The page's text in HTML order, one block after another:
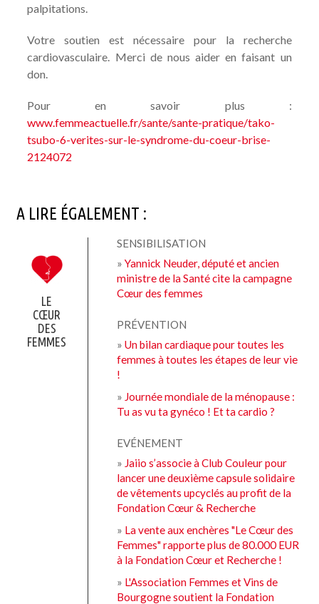
palpitations.
Votre soutien est nécessaire pour la recherche
cardiovasculaire. Merci de nous aider en faisant un
don.
Pour en savoir plus :
www.femmeactuelle.fr/sante/sante-pratique/tako-
tsubo-6-verites-sur-le-syndrome-du-coeur-brise-
2124072
A LIRE ÉGALEMENT :
LE
CŒUR
DES
FEMMES
SENSIBILISATION
»Yannick Neuder, député et ancien
ministre de la Santé cite la campagne
Cœur des femmes
PRÉVENTION
»Un bilan cardiaque pour toutes les
femmes à toutes les étapes de leur vie
!
» Journée mondiale de la ménopause :
Tu as vu ta gynéco ! Et ta cardio ?
EVÉNEMENT
» Jaiio s’associe à Club Couleur pour
lancer une deuxième capsule solidaire
de vêtements upcyclés au profit de la
Fondation Cœur & Recherche
» La vente aux enchères "Le Cœur des
Femmes" rapporte plus de 80.000 EUR
à la Fondation Cœur et Recherche !
» L'Association Femmes et Vins de
Bourgogne soutient la Fondation